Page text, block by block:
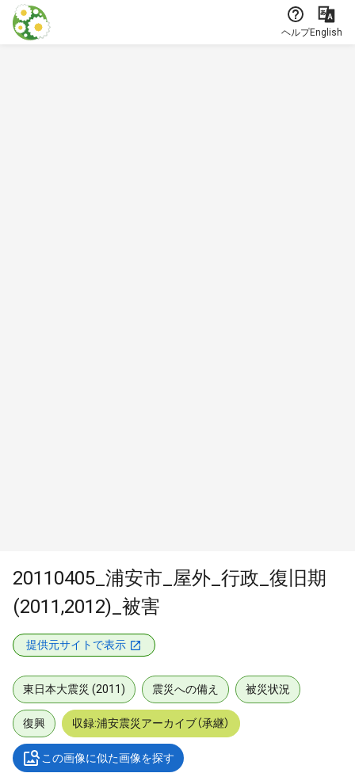
本文に飛ぶ
ヘルプEnglish
20110405_浦安市_屋外_行政_復旧期
(2011,2012)_被害
提供元サイトで表示
東日本大震災 (2011) 震災への備え 被災状況
復興 収録:浦安震災アーカイブ（承継）
この画像に似た画像を探す